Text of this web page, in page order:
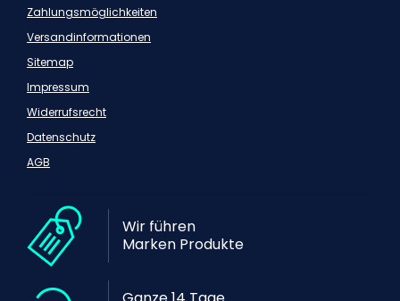
Zahlungsmöglichkeiten
Versandinformationen
Sitemap
Impressum
Widerrufsrecht
Datenschutz
AGB
Wir führen
Marken Produkte